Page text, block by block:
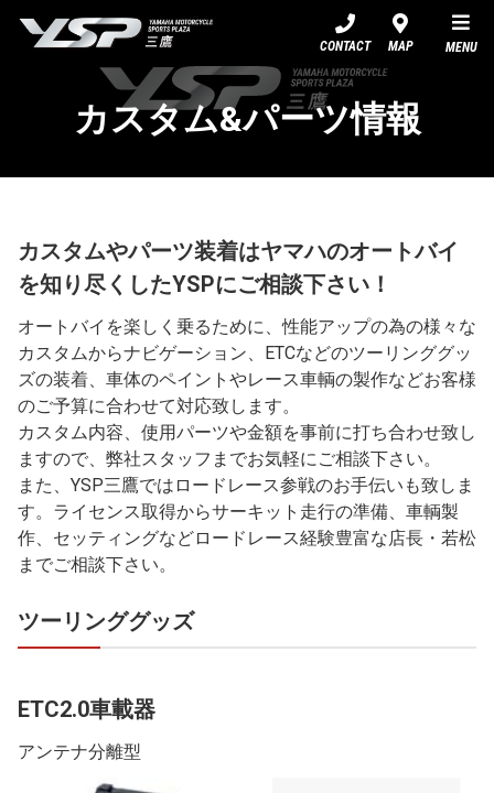
CONTACT MAP MENU
カスタム&パーツ情報
カスタムやパーツ装着はヤマハのオートバイ
を知り尽くしたYSPにご相談下さい！
オートバイを楽しく乗るために、性能アップの為の様々な
カスタムからナビゲーション、ETCなどのツーリンググッ
ズの装着、車体のペイントやレース車輌の製作などお客様
のご予算に合わせて対応致します。
カスタム内容、使用パーツや金額を事前に打ち合わせ致し
ますので、弊社スタッフまでお気軽にご相談下さい。
また、YSP三鷹ではロードレース参戦のお手伝いも致しま
す。ライセンス取得からサーキット走行の準備、車輌製
作、セッティングなどロードレース経験豊富な店長・若松
までご相談下さい。
ツーリンググッズ
ETC2.0車載器
アンテナ分離型